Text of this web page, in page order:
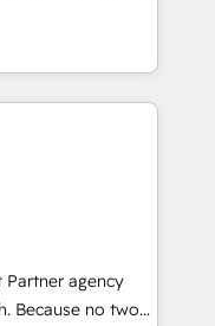
your
experts at
platform and
that brings your
requirements to
customer to
and development
set you up for
agency
Because no two